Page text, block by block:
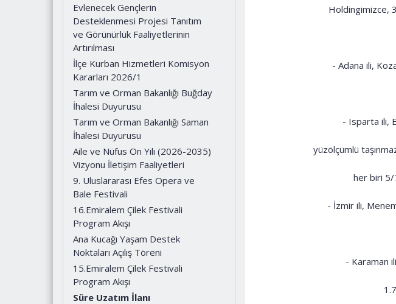
Evlenecek Gençlerin
Desteklenmesi Projesi Tanıtım
ve Görünürlük Faaliyetlerinin
Artırılması
İlçe Kurban Hizmetleri Komisyon
Kararları 2026/1
Tarım ve Orman Bakanlığı Buğday
İhalesi Duyurusu
Tarım ve Orman Bakanlığı Saman
İhalesi Duyurusu
Aile ve Nüfus On Yılı (2026-2035)
Vizyonu İletişim Faaliyetleri
9. Uluslararası Efes Opera ve
Bale Festivali
16.Emiralem Çilek Festivali
Program Akışı
Ana Kucağı Yaşam Destek
Noktaları Açılış Töreni
15.Emiralem Çilek Festivali
Program Akışı
Süre Uzatım İlanı
Holdingimizce,
- Adana ili,
- Isparta ili,
yüzölçümlü
her biri 5/
- İzmir ili,
- Karaman